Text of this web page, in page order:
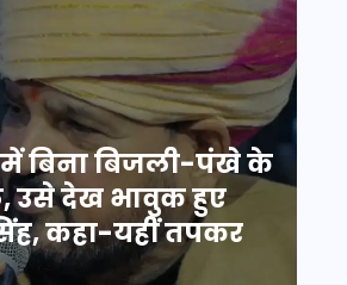
बिना बिजली-पंखे के
उसे देख भावुक हुए
कहा-यहीं तपकर